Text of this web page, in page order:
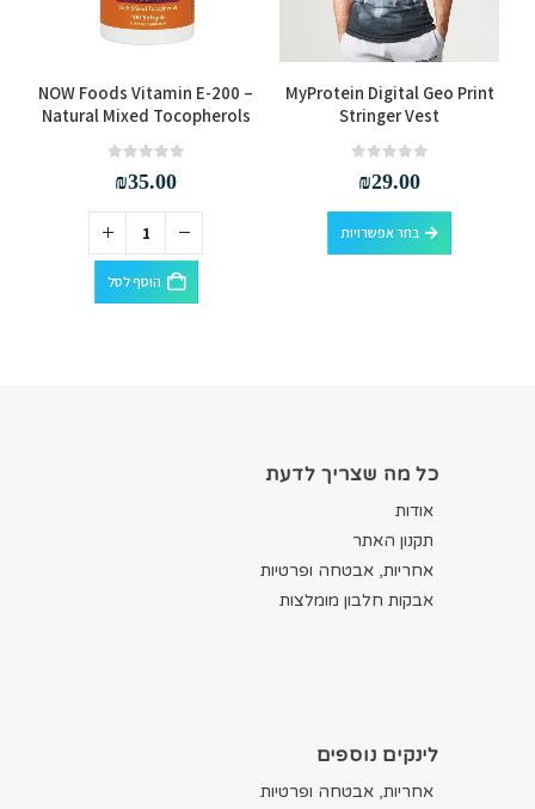
למוצר זה יש מספר סוגים. ניתן לבחור את האפשרויות בעמוד המוצר
MyProtein Digital Geo Print
Stringer Vest
₪29.00
בחר אפשרויות
למוצר זה יש מספר סוגים. ניתן לבחור את האפשרויות בעמוד המוצר
NOW Foods Vitamin E-200 –
Natural Mixed Tocopherols
₪35.00
הוסף לסל
כל מה שצריך לדעת
אודות
תקנון האתר
אחריות, אבטחה ופרטיות
אבקות חלבון מומלצות
לינקים נוספים
אחריות, אבטחה ופרטיות